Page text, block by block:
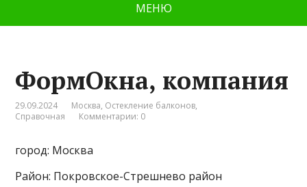
МЕНЮ
ФормОкна, компания
29.09.2024 Москва, Остекление балконов,
Справочная
Комментарии: 0
город: Москва
Район: Покровское-Стрешнево район